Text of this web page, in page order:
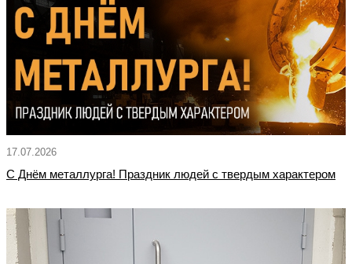
17.07.2026
С Днём металлурга! Праздник людей с твердым характером